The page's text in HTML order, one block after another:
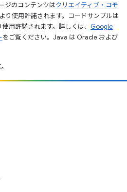
ジのコンテンツはクリエイティブ・コモ
り使用許諾されます。コードサンプルは
使用許諾されます。詳しくは、 Google
をご覧ください。Java は Oracle および